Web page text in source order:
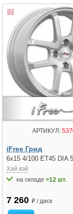
АРТИКУЛ:
iFree Грид
6x15 4/100 ET45 DIA
Хай вэй
на складе>12 шт.
7 260 ₽ / диск